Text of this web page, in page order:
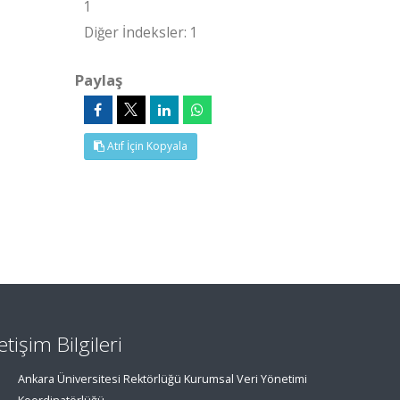
1
Diğer İndeksler: 1
Paylaş
Atıf İçin Kopyala
Bilgileri
Ankara Üniversitesi Rektörlüğü Kurumsal Veri Yönetimi